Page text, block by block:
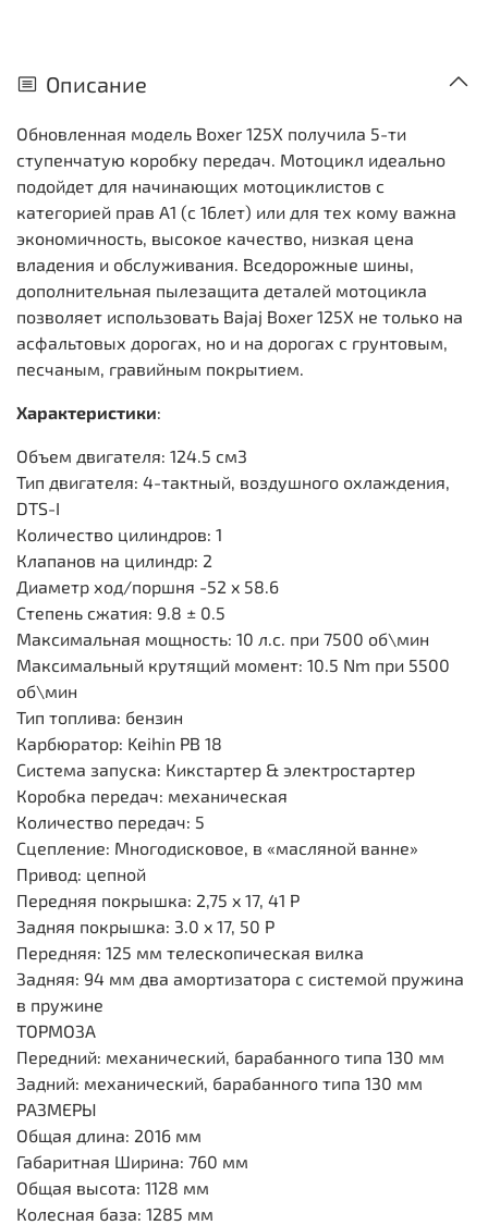
Описание
Обновленная модель Boxer 125X получила 5-ти
ступенчатую коробку передач. Мотоцикл идеально
подойдет для начинающих мотоциклистов с
категорией прав А1 (с 16лет) или для тех кому важна
экономичность, высокое качество, низкая цена
владения и обслуживания. Вседорожные шины,
дополнительная пылезащита деталей мотоцикла
позволяет использовать Bajaj Boxer 125X не только на
асфальтовых дорогах, но и на дорогах с грунтовым,
песчаным, гравийным покрытием.
Характеристики:
Объем двигателя: 124.5 см3
Тип двигателя: 4-тактный, воздушного охлаждения,
DTS-I
Количество цилиндров: 1
Клапанов на цилиндр: 2
Диаметр ход/поршня -52 x 58.6
Степень сжатия: 9.8 ± 0.5
Максимальная мощность: 10 л.с. при 7500 об\мин
Максимальный крутящий момент: 10.5 Nm при 5500
об\мин
Тип топлива: бензин
Карбюратор: Keihin PB 18
Система запуска: Кикстартер & электростартер
Коробка передач: механическая
Количество передач: 5
Сцепление: Многодисковое, в «масляной ванне»
Привод: цепной
Передняя покрышка: 2,75 x 17, 41 P
Задняя покрышка: 3.0 x 17, 50 P
Передняя: 125 мм телескопическая вилка
Задняя: 94 мм два амортизатора с системой пружина
в пружине
ТОРМОЗА
Передний: механический, барабанного типа 130 мм
Задний: механический, барабанного типа 130 мм
РАЗМЕРЫ
Общая длина: 2016 мм
Габаритная Ширина: 760 мм
Общая высота: 1128 мм
Колесная база: 1285 мм